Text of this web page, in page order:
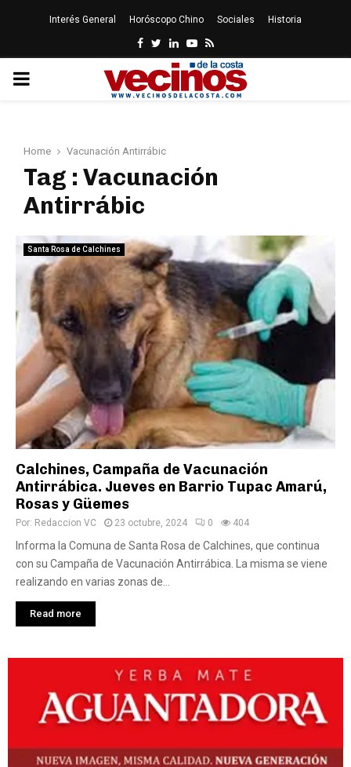
Interés General Horóscopo Chino Sociales Historia
Facebook
Twitter
LinkedinYoutube
Rss
PRIMARY
Home Vacunación Antirrábic
Tag : Vacunación
Antirrábic
Santa Rosa de Calchines
Calchines, Campaña de Vacunación
Antirrábica. Jueves en Barrio Tupac Amarú,
Rosas y Güemes
Por: Redaccion VC 23 octubre, 2024 0 404
Informa la Comuna de Santa Rosa de Calchines, que continua
con su Campaña de Vacunación Antirrábica. La misma se viene
realizando en varias zonas de...
Read more